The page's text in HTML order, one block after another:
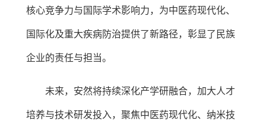
核心竞争力与国际学术影响力，为中医药现代化、
国际化及重大疾病防治提供了新路径，彰显了民族
企业的责任与担当。
未来，安然将持续深化产学研融合，加大人才
培养与技术研发投入，聚焦中医药现代化、纳米技